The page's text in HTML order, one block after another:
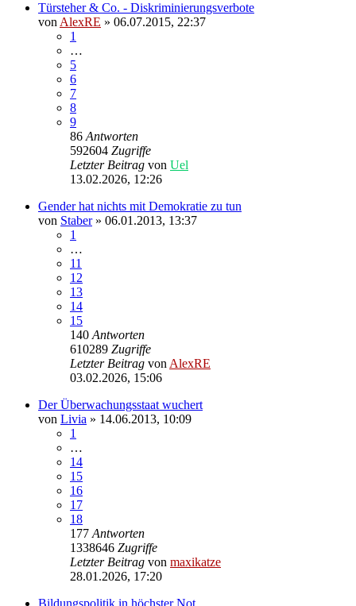
Türsteher & Co. - Diskriminierungsverbote
von AlexRE » 06.07.2015, 22:37
1
…
5
6
7
8
9
86 Antworten
592604 Zugriffe
Letzter Beitrag von Uel
13.02.2026, 12:26
Gender hat nichts mit Demokratie zu tun
von Staber» 06.01.2013, 13:37
1
…
11
12
13
14
15
140 Antworten
610289 Zugriffe
Letzter Beitrag von AlexRE
03.02.2026, 15:06
Der Überwachungsstaat wuchert
von Livia » 14.06.2013, 10:09
1
…
14
15
16
17
18
177 Antworten
1338646 Zugriffe
Letzter Beitrag von maxikatze
28.01.2026, 17:20